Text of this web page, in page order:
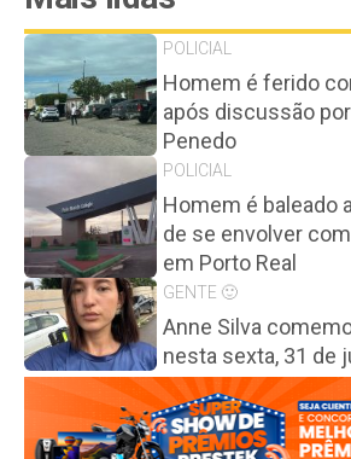
POLICIAL
Homem é ferido
após discussão
Penedo
POLICIAL
Homem é baleado
de se envolver
em Porto Real
GENTE 🙂
Anne Silva
nesta sexta, 31 de